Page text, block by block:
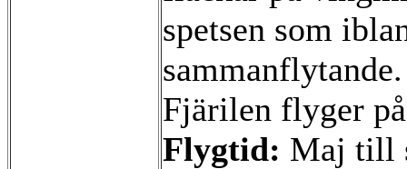
spetsen som
Fjärilen flyger
Flygtid: Maj till